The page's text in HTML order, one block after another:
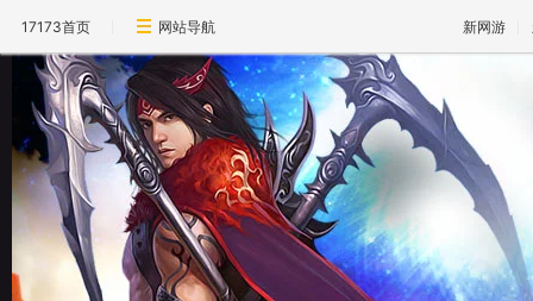
17173首页 网站导航 新网游